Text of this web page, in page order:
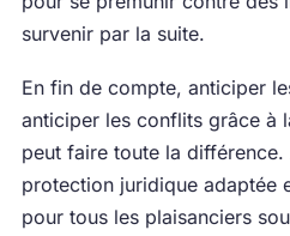
survenir par la suite.
En fin de compte, anticiper
anticiper les conflits grâce à
peut faire toute la différence.
protection juridique adaptée
pour tous les plaisanciers